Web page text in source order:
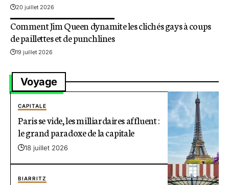
20 juillet 2026
Comment Jim Queen dynamite les clichés gays à coups
de paillettes et de punchlines
19 juillet 2026
Voyage
CAPITALE
Paris se vide, les milliardaires affluent :
le grand paradoxe de la capitale
18 juillet 2026
BIARRITZ